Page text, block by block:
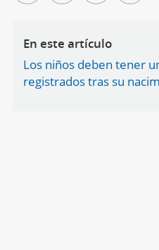
En este artículo
Los niños deben tener
registrados tras su